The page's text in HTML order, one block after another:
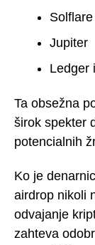
Solflare
Jupiter
Ledger
Ta obsežna
širok spekter
potencialnih
Ko je
airdrop nikoli
odvajanje
zahteva